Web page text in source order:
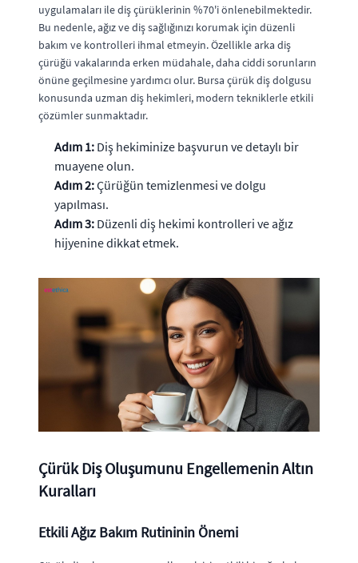
uygulamaları ile diş çürüklerinin %70'i önlenebilmektedir.
Bu nedenle, ağız ve diş sağlığınızı korumak için düzenli
bakım ve kontrolleri ihmal etmeyin. Özellikle arka diş
çürüğü vakalarında erken müdahale, daha ciddi sorunların
önüne geçilmesine yardımcı olur. Bursa çürük diş dolgusu
konusunda uzman diş hekimleri, modern tekniklerle etkili
çözümler sunmaktadır.
Adım 1: Diş hekiminize başvurun ve detaylı bir
muayene olun.
Adım 2:Çürüğün temizlenmesi ve dolgu
yapılması.
Adım 3: Düzenli diş hekimi kontrolleri ve ağız
hijyenine dikkat etmek.
Çürük Diş Oluşumunu Engellemenin Altın
Kuralları
Etkili Ağız Bakım Rutininin Önemi